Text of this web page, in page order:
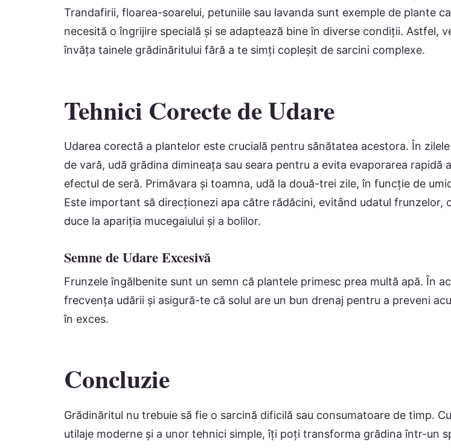
Trandafirii, floarea-soarelui, petuniile sau lavanda sunt exemple de plante
necesită o îngrijire specială și se adaptează bine în diverse condiții. Astfel,
învăța tainele grădinăritului fără a te simți copleșit de sarcini complexe.
Tehnici Corecte de Udare
Udarea corectă a plantelor este crucială pentru sănătatea acestora. În
de vară, udă grădina dimineața sau seara pentru a evita evaporarea rapidă
efectul de seră. Primăvara și toamna, udă la două-trei zile, în funcție de
Este important să direcționezi apa către rădăcini, evitând udatul frunzelor,
duce la apariția mucegaiului și a bolilor.
Semne de Udare Excesivă
Frunzele îngălbenite sunt un semn că plantele primesc prea multă apă. În
frecvența udării și asigură-te că solul are un bun drenaj pentru a preveni
în exces.
Concluzie
Grădinăritul nu trebuie să fie o sarcină dificilă sau consumatoare de timp.
utilaje moderne și a unor tehnici simple, îți poți transforma grădina într-un